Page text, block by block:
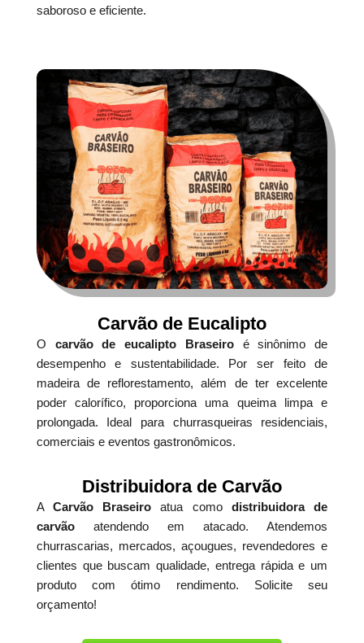
saboroso e eficiente.
Carvão de Eucalipto
O carvão de eucalipto Braseiroé sinônimo de
desempenho e sustentabilidade. Por ser feito de
madeira de reflorestamento, além de ter excelente
poder calorífico, proporciona uma queima limpa e
prolongada. Ideal para churrasqueiras residenciais,
comerciais e eventos gastronômicos.
Distribuidora de Carvão
ACarvão Braseiro atua como distribuidora de
carvãoatendendo em atacado. Atendemos
churrascarias, mercados, açougues, revendedores e
clientes que buscam qualidade, entrega rápida e um
produto com ótimo rendimento. Solicite seu
orçamento!